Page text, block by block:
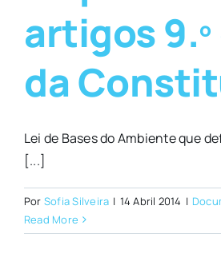
artigos 9.º
da
Lei de Bases do Ambiente que
[...]
Por Sofia Silveira | 14 Abril 2014 |
Read More